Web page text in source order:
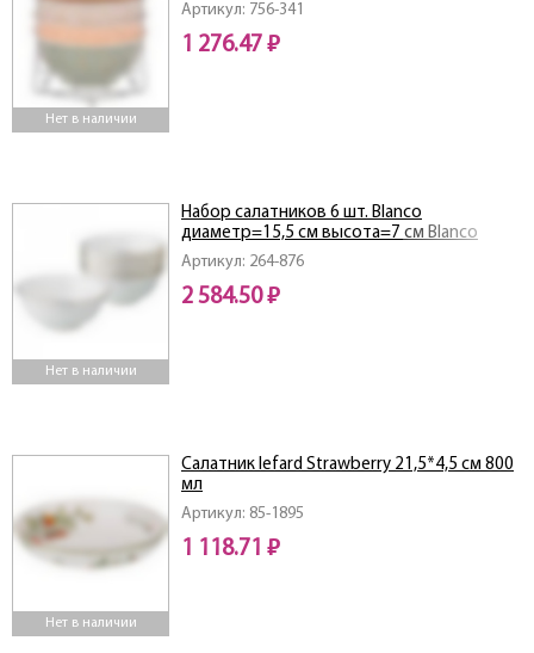
Нет в наличии
Артикул: 756-341
1 276.47 ₽
Нет в наличии
Артикул: 264-876
Набор салатников 6 шт. Blanco
диаметр=15,5 см высота=7 см Blanco
2 584.50 ₽
Нет в наличии
Артикул: 85-1895
Салатник lefard Strawberry 21,5*4,5 см 800
мл
1 118.71 ₽